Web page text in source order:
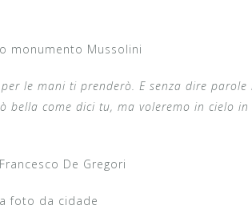
monumento Mussolini
per le mani ti prenderò. E senza dire
bella come dici tu, ma voleremo in cielo
De Gregori
foto da cidade